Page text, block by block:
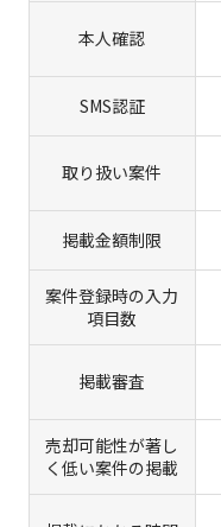
本人確認
SMS認証
取り扱い案件
掲載金額制限
案件登録時の入力
項目数
掲載審査
売却可能性が著し
く低い案件の掲載